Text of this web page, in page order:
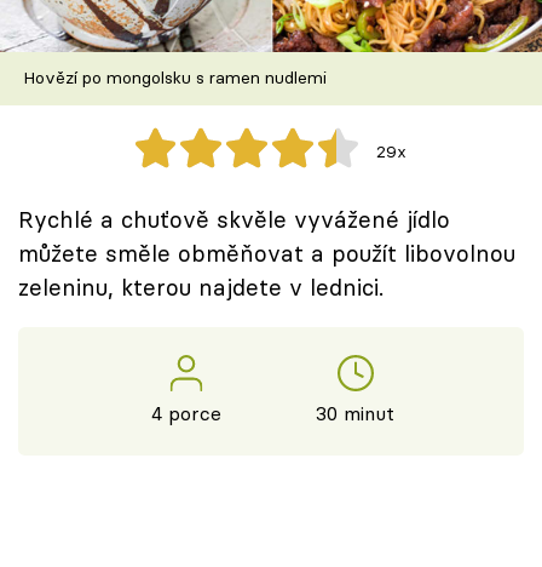
Škola vaření
Recepty z TV
Speciál: Cuketa
Sledujte prima+
Hovězí po mongolsku s ramen nudlemi
29x
Rychlé a chuťově skvěle vyvážené jídlo
můžete směle obměňovat a použít libovolnou
zeleninu, kterou najdete v lednici.
4 porce 30 minut